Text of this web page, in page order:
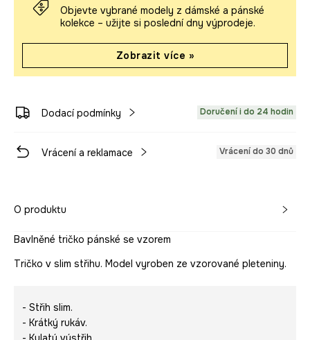
Objevte vybrané modely z dámské a pánské
kolekce – užijte si poslední dny výprodeje.
Zobrazit více »
Dodací podmínky Doručení i do 24 hodin
Vrácení a reklamace Vrácení do 30 dnů
O produktu
Bavlněné tričko pánské se vzorem
Tričko v slim střihu. Model vyroben ze vzorované pleteniny.
- Střih slim.
- Krátký rukáv.